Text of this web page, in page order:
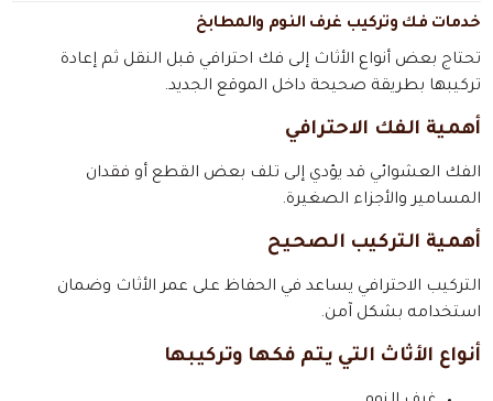
خدمات فك وتركيب غرف النوم والمطابخ
تحتاج بعض أنواع الأثاث إلى فك احترافي قبل النقل ثم إعادة
تركيبها بطريقة صحيحة داخل الموقع الجديد.
أهمية الفك الاحترافي
الفك العشوائي قد يؤدي إلى تلف بعض القطع أو فقدان
المسامير والأجزاء الصغيرة.
أهمية التركيب الصحيح
التركيب الاحترافي يساعد في الحفاظ على عمر الأثاث وضمان
استخدامه بشكل آمن.
أنواع الأثاث التي يتم فكها وتركيبها